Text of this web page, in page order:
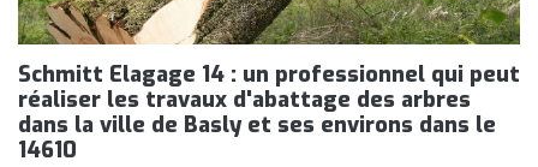
Schmitt Elagage 14 : un professionnel qui peut
réaliser les travaux d'abattage des arbres
dans la ville de Basly et ses environs dans le
14610